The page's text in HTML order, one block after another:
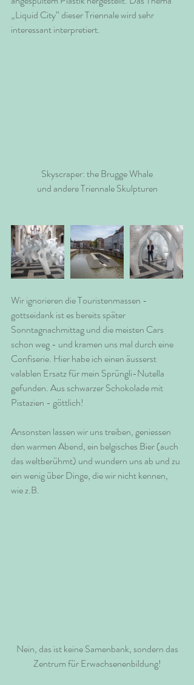
„Liquid City“ dieser Triennale wird sehr
interessant interpretiert.
Skyscraper: the Brugge Whale
und andere Triennale Skulpturen
Wir ignorieren die Touristenmassen -
gottseidank ist es bereits später
Sonntagnachmittag und die meisten Cars
schon weg - und kramen uns mal durch eine
Confiserie. Hier habe ich einen äusserst
valablen Ersatz für mein Sprüngli-Nutella
gefunden. Aus schwarzer Schokolade mit
Pistazien - göttlich!
Ansonsten lassen wir uns treiben, geniessen
den warmen Abend, ein belgisches Bier (auch
das weltberühmt) und wundern uns ab und zu
ein wenig über Dinge, die wir nicht kennen,
wie z.B.
Zentrum für Erwachsenenbildung!